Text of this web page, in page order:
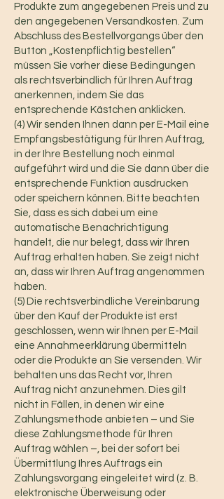
Produkte zum angegebenen Preis und zu
den angegebenen Versandkosten. Zum
Abschluss des Bestellvorgangs über den
Button „Kostenpflichtig bestellen“
müssen Sie vorher diese Bedingungen
als rechtsverbindlich für Ihren Auftrag
anerkennen, indem Sie das
entsprechende Kästchen anklicken.
(4) Wir senden Ihnen dann per E-Mail eine
Empfangsbestätigung für Ihren Auftrag,
in der Ihre Bestellung noch einmal
aufgeführt wird und die Sie dann über die
entsprechende Funktion ausdrucken
oder speichern können. Bitte beachten
Sie, dass es sich dabei um eine
automatische Benachrichtigung
handelt, die nur belegt, dass wir Ihren
Auftrag erhalten haben. Sie zeigt nicht
an, dass wir Ihren Auftrag angenommen
haben.
(5) Die rechtsverbindliche Vereinbarung
über den Kauf der Produkte ist erst
geschlossen, wenn wir Ihnen per E-Mail
eine Annahmeerklärung übermitteln
oder die Produkte an Sie versenden. Wir
behalten uns das Recht vor, Ihren
Auftrag nicht anzunehmen. Dies gilt
nicht in Fällen, in denen wir eine
Zahlungsmethode anbieten – und Sie
diese Zahlungsmethode für Ihren
Auftrag wählen –, bei der sofort bei
Übermittlung Ihres Auftrags ein
Zahlungsvorgang eingeleitet wird (z. B.
elektronische Überweisung oder